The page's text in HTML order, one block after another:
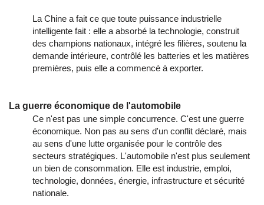
La Chine a fait ce que toute puissance industrielle
intelligente fait : elle a absorbé la technologie, construit
des champions nationaux, intégré les filières, soutenu la
demande intérieure, contrôlé les batteries et les matières
premières, puis elle a commencé à exporter.
La guerre économique de l'automobile
Ce n'est pas une simple concurrence. C'est une guerre
économique. Non pas au sens d'un conflit déclaré, mais
au sens d'une lutte organisée pour le contrôle des
secteurs stratégiques. L'automobile n'est plus seulement
un bien de consommation. Elle est industrie, emploi,
technologie, données, énergie, infrastructure et sécurité
nationale.